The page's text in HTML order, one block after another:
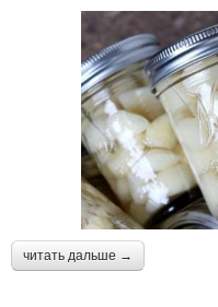
читать дальше →